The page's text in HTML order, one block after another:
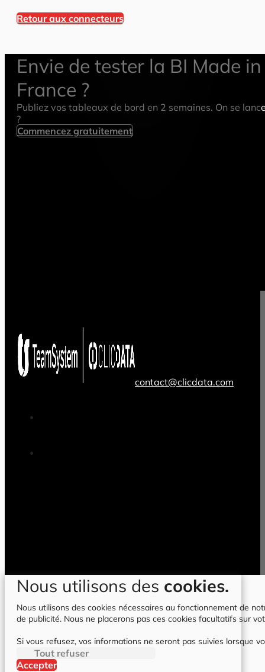
Retour aux connecteurs
Envie de tester la BI Made in
France ?
Publiez vos tableaux de bord en 2 semaines. On se
?
Commencez gratuitement
contact@clicdata.com
Nous utilisons des cookies.
Nous utilisons des cookies nécessaires au fonctionnement de
de publicité. Nous ne placerons pas ces cookies facultatifs sur
Si vous refusez, vos informations ne seront pas suivies lorsque
Tout refuser
Accepter